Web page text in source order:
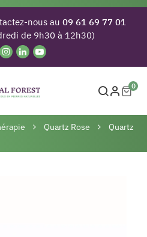
nous au 09 61 69 77 01
de 9h30 à 12h30)
0
Quartz Rose
Quartz